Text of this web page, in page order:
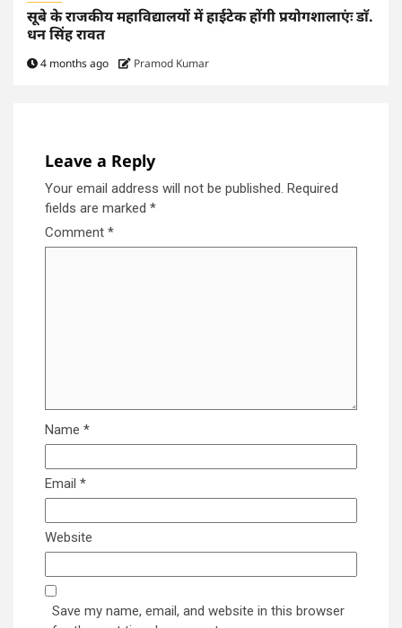
सूबे के राजकीय महाविद्यालयों में हाईटेक होंगी प्रयोगशालाएंः डाॅ.
धन सिंह रावत
4 months ago Pramod Kumar
Leave a Reply
Your email address will not be published. Required
fields are marked *
Comment *
Name *
Email *
Website
Save my name, email, and website in this browser